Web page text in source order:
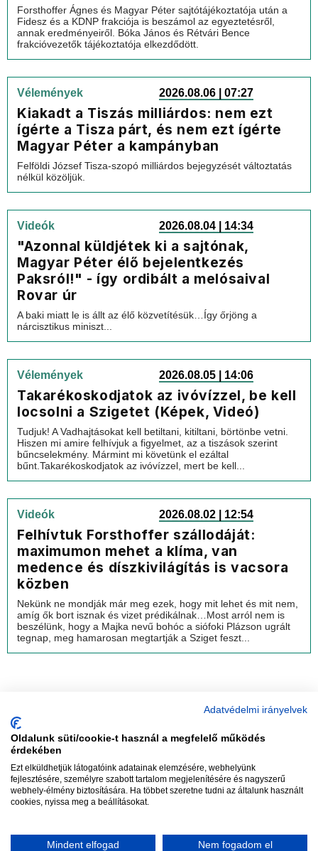
Forsthoffer Ágnes és Magyar Péter sajtótájékoztatója után a
Fidesz és a KDNP frakciója is beszámol az egyeztetésről,
annak eredményeiről. Bóka János és Rétvári Bence
frakcióvezetők tájékoztatója elkezdődött.
Vélemények 2026.08.06 | 07:27
Kiakadt a Tiszás milliárdos: nem ezt
ígérte a Tisza párt, és nem ezt ígérte
Magyar Péter a kampányban
Felföldi József Tisza-szopó milliárdos bejegyzését változtatás
nélkül közöljük.
Videók 2026.08.04 | 14:34
"Azonnal küldjétek ki a sajtónak,
Magyar Péter élő bejelentkezés
Paksról!" - így ordibált a melósaival
Rovar úr
A baki miatt le is állt az élő közvetítésük…Így őrjöng a
nárcisztikus miniszt...
Vélemények 2026.08.05 | 14:06
Takarékoskodjatok az ivóvízzel, be kell
locsolni a Szigetet (Képek, Videó)
Tudjuk! A Vadhajtásokat kell betiltani, kitiltani, börtönbe vetni.
Hiszen mi amire felhívjuk a figyelmet, az a tiszások szerint
bűncselekmény. Mármint mi követünk el ezáltal
bűnt.Takarékoskodjatok az ivóvízzel, mert be kell...
Videók 2026.08.02 | 12:54
Felhívtuk Forsthoffer szállodáját:
maximumon mehet a klíma, van
medence és díszkivilágítás is vacsora
közben
Nekünk ne mondják már meg ezek, hogy mit lehet és mit nem,
amíg ők bort isznak és vizet prédikálnak…Most arról nem is
beszélünk, hogy a Majka nevű bohóc a siófoki Plázson ugrált
tegnap, meg hamarosan megtartják a Sziget feszt...
Szerkesztőség:szerk@vadhajtasok.hu
Modi:moderator@vadhajtasok.hu
AdatvédelemImpresszumSzerzői jogok
Adatvédelmi irányelvek
Oldalunk süti/cookie-t használ a megfelelő működés
érdekében
Ezt elküldhetjük látogatóink adatainak elemzésére, webhelyünk
fejlesztésére, személyre szabott tartalom megjelenítésére és nagyszerű
webhely-élmény biztosítására. Ha többet szeretne tudni az általunk használt
cookies, nyissa meg a beállításokat.
Mindent elfogad Nem fogadom el